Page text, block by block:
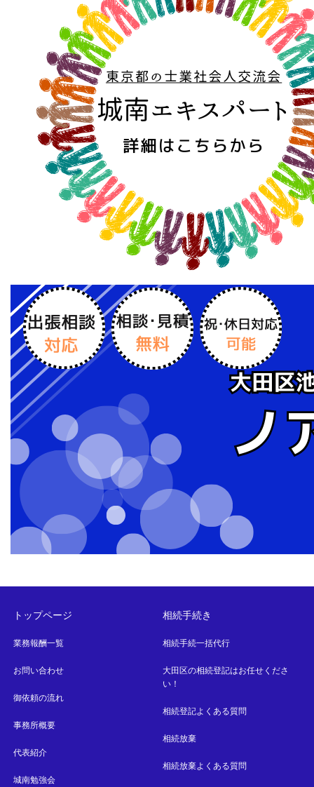
トップページ
業務報酬一覧
お問い合わせ
御依頼の流れ
事務所概要
代表紹介
城南勉強会
相続手続き
相続手続一括代行
大田区の相続登記はお任せくださ
い！
相続登記よくある質問
相続放棄
相続放棄よくある質問